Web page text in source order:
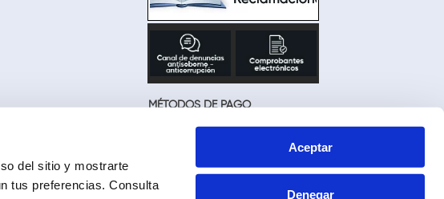
del sitio y mostrarte
tus preferencias.Consulta
Aceptar
Denegar
MÉTODOS DE PAGO